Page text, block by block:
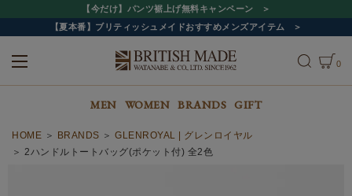
【今だけ】パンツ裾上げ無料キャンペーン
【夏本番】ブリティッシュメイドおすすめメンズアイテム
0
MEN WOMEN BRANDS GIFT
HOME BRANDS
GLENROYAL | グレンロイヤル
2ハンドルトートバッグ(ポケット付) 全2色